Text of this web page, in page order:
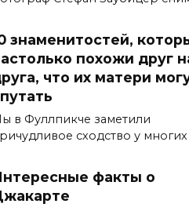
знаменитостей,
похожи друг
что их матери
в Фуллпикче заметили
сходство у многих
факты о